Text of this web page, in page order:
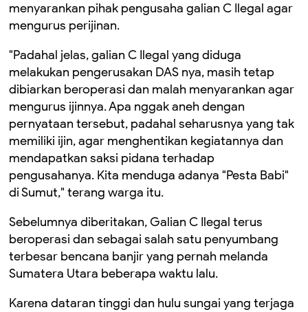
menyarankan pihak pengusaha galian C Ilegal agar
mengurus perijinan.
"Padahal jelas, galian C Ilegal yang diduga
melakukan pengerusakan DAS nya, masih tetap
dibiarkan beroperasi dan malah menyarankan agar
mengurus ijinnya. Apa nggak aneh dengan
pernyataan tersebut, padahal seharusnya yang tak
memiliki ijin, agar menghentikan kegiatannya dan
mendapatkan saksi pidana terhadap
pengusahanya. Kita menduga adanya "Pesta Babi"
di Sumut," terang warga itu.
Sebelumnya diberitakan, Galian C Ilegal terus
beroperasi dan sebagai salah satu penyumbang
terbesar bencana banjir yang pernah melanda
Sumatera Utara beberapa waktu lalu.
Karena dataran tinggi dan hulu sungai yang terjaga